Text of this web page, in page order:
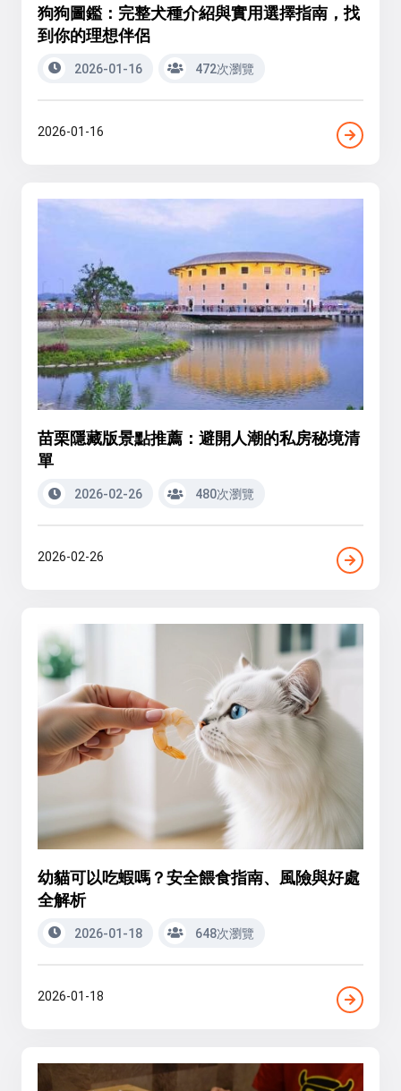
狗狗圖鑑：完整犬種介紹與實用選擇指南，找
到你的理想伴侶
2026-01-16 472次瀏覽
2026-01-16
苗栗隱藏版景點推薦：避開人潮的私房秘境清
單
2026-02-26 480次瀏覽
2026-02-26
幼貓可以吃蝦嗎？安全餵食指南、風險與好處
全解析
2026-01-18 648次瀏覽
2026-01-18